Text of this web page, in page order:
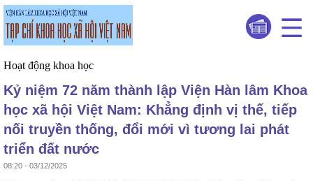
Hoạt động khoa học
Kỷ niệm 72 năm thành lập Viện Hàn lâm Khoa
học xã hội Việt Nam: Khẳng định vị thế, tiếp
nối truyền thống, đổi mới vì tương lai phát
triển đất nước
08:20 - 03/12/2025